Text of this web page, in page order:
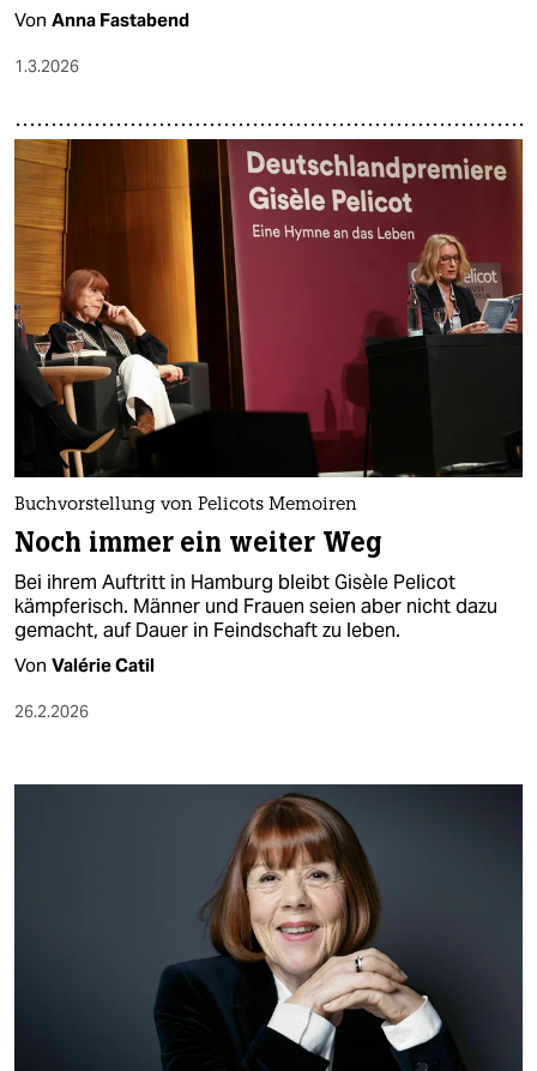
Von Anna Fastabend
1.3.2026
Buchvorstellung von Pelicots Memoiren
Noch immer ein weiter Weg
Bei ihrem Auftritt in Hamburg bleibt Gisèle Pelicot
kämpferisch. Männer und Frauen seien aber nicht dazu
gemacht, auf Dauer in Feindschaft zu leben.
Von Valérie Catil
26.2.2026